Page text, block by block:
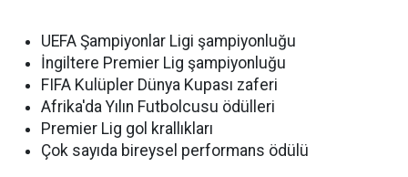
UEFA Şampiyonlar Ligi şampiyonluğu
İngiltere Premier Lig şampiyonluğu
FIFA Kulüpler Dünya Kupası zaferi
Afrika'da Yılın Futbolcusu ödülleri
Premier Lig gol krallıkları
Çok sayıda bireysel performans ödülü